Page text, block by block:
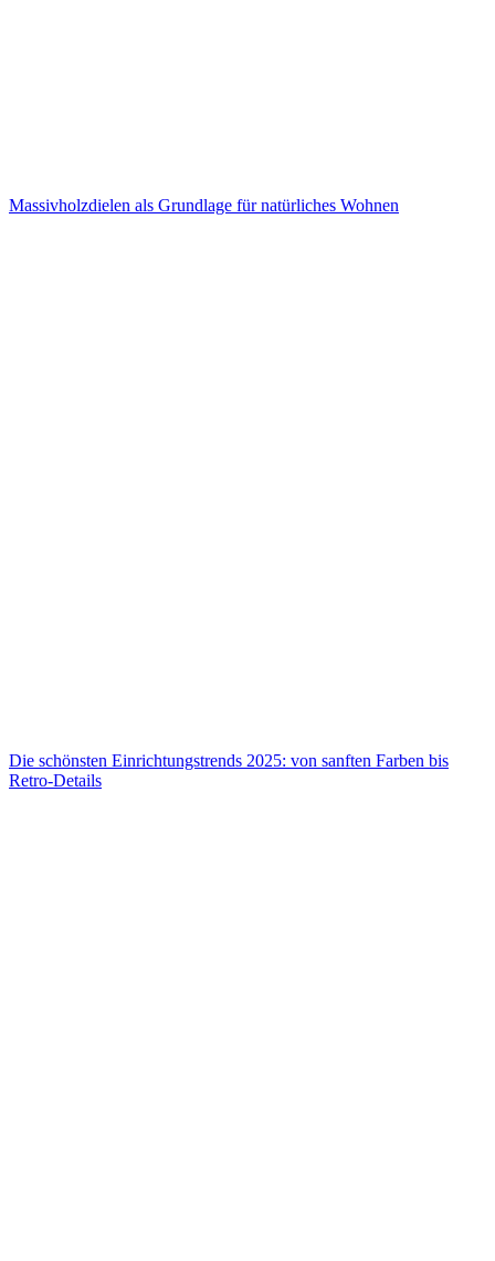
Massivholzdielen als Grundlage für natürliches Wohnen
Die schönsten Einrichtungstrends 2025: von sanften Farben bis
Retro-Details